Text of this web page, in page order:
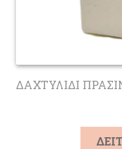
ΔΑΧΤΥΛΙΔΙ